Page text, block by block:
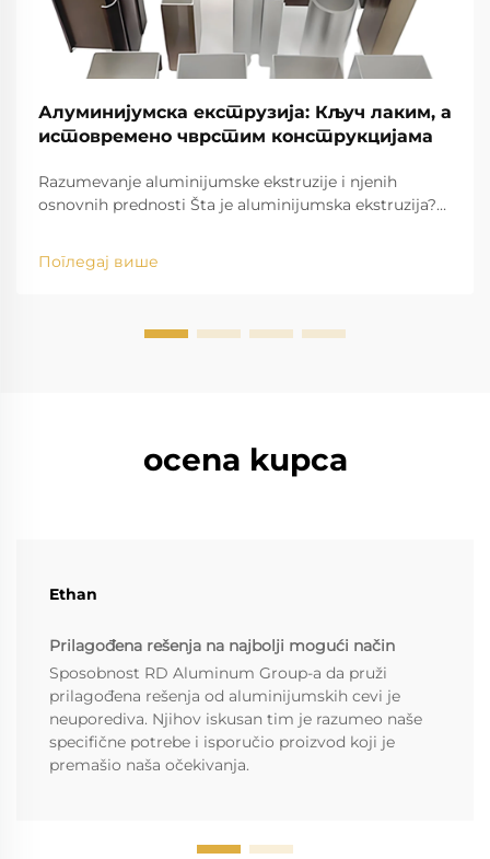
Алуминијумска екструзија: Кључ лаким, а
истовремено чврстим конструкцијама
Razumevanje aluminijumske ekstruzije i njenih
osnovnih prednosti Šta je aluminijumska ekstruzija?
podrazumeva oblikovanje sirovog aluminijuma u
različite složene forme potiskivanjem vrućih biljeta
Погледај више
ocena kupca
Ethan
Prilagođena rešenja na najbolji mogući način
Sposobnost RD Aluminum Group-a da pruži
prilagođena rešenja od aluminijumskih cevi je
neuporediva. Njihov iskusan tim je razumeo naše
specifične potrebe i isporučio proizvod koji je
premašio naša očekivanja.